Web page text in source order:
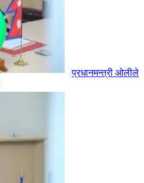
प्रधानमन्त्री ओलीले